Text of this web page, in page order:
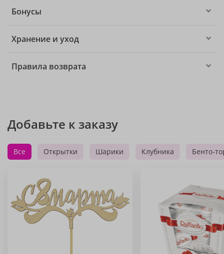
Бонусы
Хранение и уход
Правила возврата
Добавьте к заказу
Все Открытки Шарики Клубника Бенто-